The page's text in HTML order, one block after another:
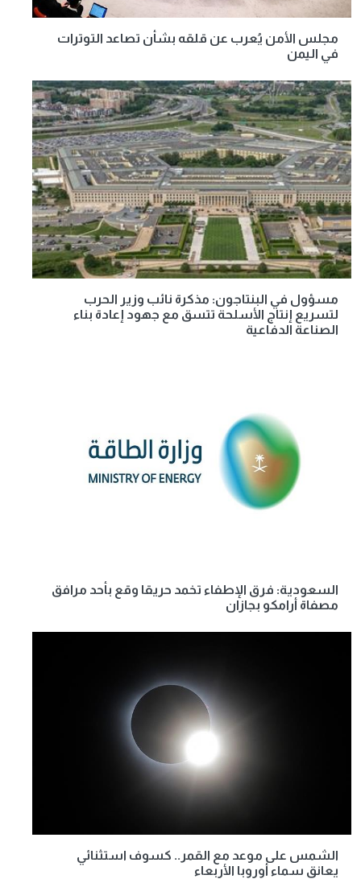
مجلس الأمن يُعرب عن قلقه بشأن تصاعد التوترات
في اليمن
مسؤول في البنتاجون: مذكرة نائب وزير الحرب
لتسريع إنتاج الأسلحة تتسق مع جهود إعادة بناء
الصناعة الدفاعية
السعودية: فرق الإطفاء تخمد حريقا وقع بأحد مرافق
مصفاة أرامكو بجازان
الشمس على موعد مع القمر.. كسوف استثنائي
يعانق سماء أوروبا الأربعاء